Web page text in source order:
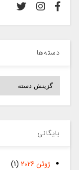
دسته‌ها
دسته‌ها
بایگانی
ژوئن 2026
(1)